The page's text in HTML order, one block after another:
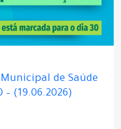
de Saúde
(19.06.2026)